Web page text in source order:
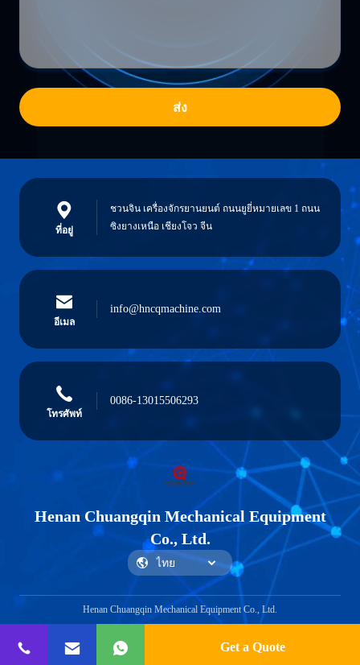
ส่ง
ที่อยู่
ชวนจิน เครื่องจักรยานยนต์ ถนนยูยี่หมายเลข 1 ถนน
ซิงยางเหนือ เชียงโจว จีน
อีเมล
info@hncqmachine.com
โทรศัพท์
0086-13015506293
Henan Chuangqin Mechanical Equipment
Co., Ltd.
Henan Chuangqin Mechanical Equipment Co., Ltd.
Get a Quote